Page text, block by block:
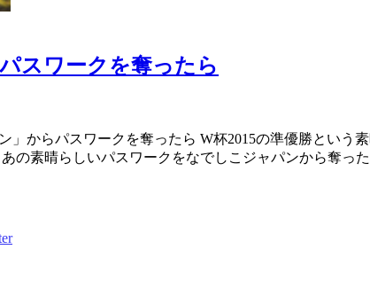
スワークを奪ったら
からパスワークを奪ったら W杯2015の準優勝という
の素晴らしいパスワークをなでしこジャパンから奪っ